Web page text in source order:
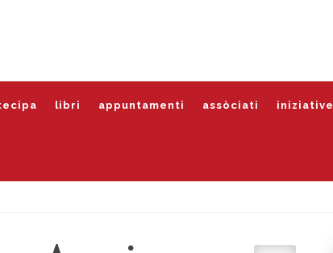
libri appuntamenti assòciati iniziative